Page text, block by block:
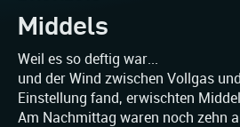
Middels
Weil es so deftig war...
und der Wind zwischen Vollgas
Einstellung fand, erwischten
Am Nachmittag waren noch zehn